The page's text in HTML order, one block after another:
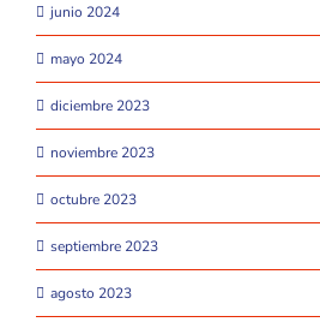
junio 2024
mayo 2024
diciembre 2023
noviembre 2023
octubre 2023
septiembre 2023
agosto 2023